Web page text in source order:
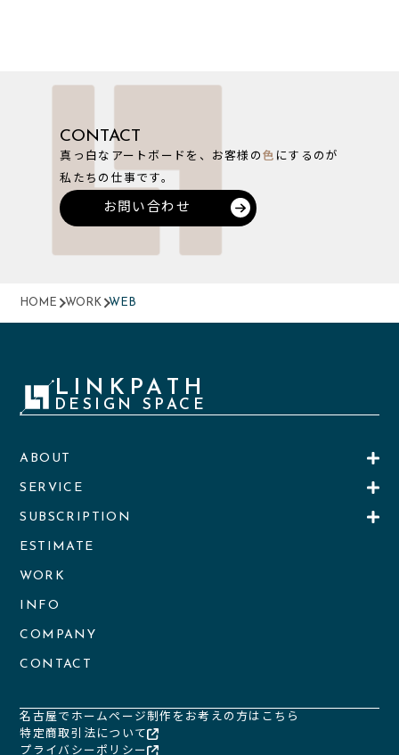
CONTACT
真っ白なアートボードを、お客様の 色 にするのが
私たちの仕事です。
お問い合わせ
HOME WORK WEB
LINKPATH
DESIGN SPACE
ABOUT
SERVICE
SUBSCRIPTION
ESTIMATE
WORK
INFO
COMPANY
CONTACT
名古屋でホームページ制作をお考えの方はこちら
特定商取引法について
プライバシーポリシー